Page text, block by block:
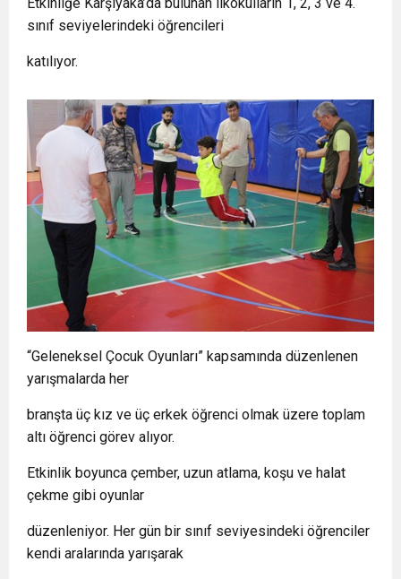
sınıf seviyelerindeki öğrencileri
katılıyor.
“Geleneksel Çocuk Oyunları” kapsamında düzenlenen
yarışmalarda her
branşta üç kız ve üç erkek öğrenci olmak üzere toplam
altı öğrenci görev alıyor.
Etkinlik boyunca çember, uzun atlama, koşu ve halat
çekme gibi oyunlar
düzenleniyor. Her gün bir sınıf seviyesindeki öğrenciler
kendi aralarında yarışarak